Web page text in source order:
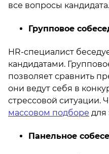
все вопросы кандидата.
Групповое
HR-специалист
кандидатами.
позволяет сравнить
они ведут себя в
стрессовой ситуации.
массовом подборе для
Панельное